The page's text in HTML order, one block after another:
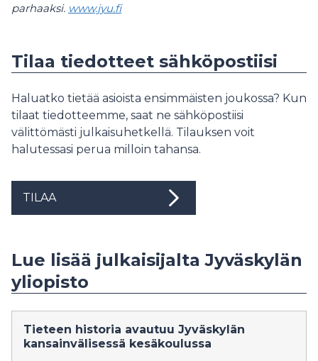
parhaaksi. www.jyu.fi
Tilaa tiedotteet sähköpostiisi
Haluatko tietää asioista ensimmäisten joukossa? Kun
tilaat tiedotteemme, saat ne sähköpostiisi
välittömästi julkaisuhetkellä. Tilauksen voit
halutessasi perua milloin tahansa.
TILAA
Lue lisää julkaisijalta Jyväskylän
yliopisto
Tieteen historia avautuu Jyväskylän
kansainvälisessä kesäkoulussa